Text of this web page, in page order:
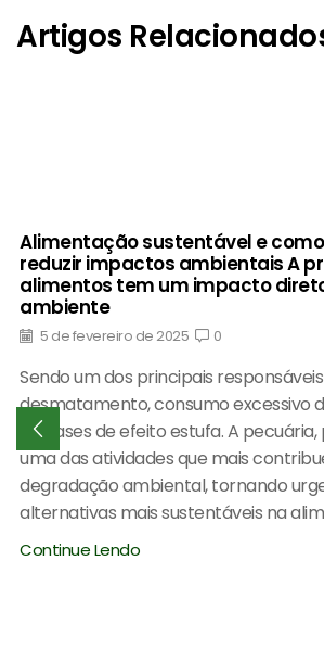
Artigos
Alimentação sustentável e
reduzir impactos ambientais A
alimentos tem um impacto
ambiente
5 de fevereiro de 2025 0
Sendo um dos principais
desmatamento, consumo excessivo
de gases de efeito estufa. A pecuária,
uma das atividades que mais
degradação ambiental, tornando
alternativas mais sustentáveis na
Continue Lendo